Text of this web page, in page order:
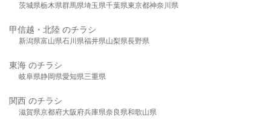
茨城県栃木県群馬県埼玉県千葉県東京都神奈川県
甲信越・北陸 のチラシ
新潟県富山県石川県福井県山梨県長野県
東海 のチラシ
岐阜県静岡県愛知県三重県
関西 のチラシ
滋賀県京都府大阪府兵庫県奈良県和歌山県